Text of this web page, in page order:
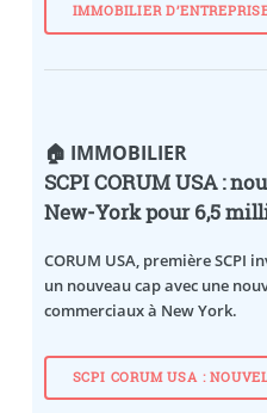
IMMOBILIER
🏠 IMMOBILIER
SCPI CORUM USA :
New-York pour 6,5
CORUM USA, première SCPI
un nouveau cap avec une
commerciaux à New York.
SCPI CORUM USA :